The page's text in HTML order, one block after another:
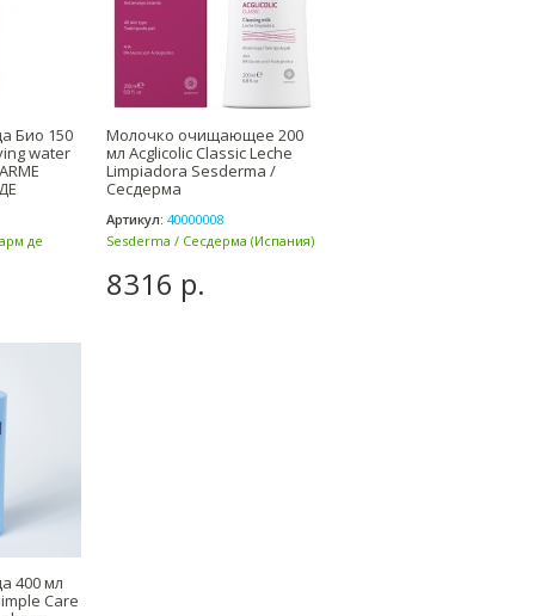
Био 150
water
де
Молочко очищающее 200
мл Acglicolic Classic Leche
Limpiadora Sesderma /
Сесдерма
Артикул: 40000008
Sesderma / Сесдерма (Испания)
8316 р.
400 мл
Care